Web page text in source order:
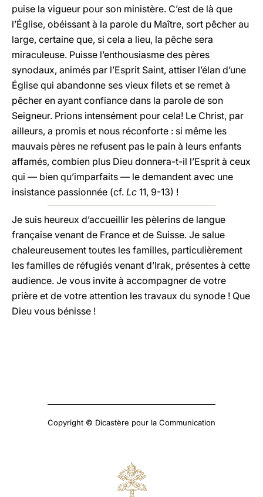
puise la vigueur pour son ministère. C’est de là que
l’Église, obéissant à la parole du Maître, sort pêcher au
large, certaine que, si cela a lieu, la pêche sera
miraculeuse. Puisse l’enthousiasme des pères
synodaux, animés par l’Esprit Saint, attiser l’élan d’une
Église qui abandonne ses vieux filets et se remet à
pêcher en ayant confiance dans la parole de son
Seigneur. Prions intensément pour cela! Le Christ, par
ailleurs, a promis et nous réconforte : si même les
mauvais pères ne refusent pas le pain à leurs enfants
affamés, combien plus Dieu donnera-t-il l’Esprit à ceux
qui — bien qu’imparfaits — le demandent avec une
insistance passionnée (cf. Lc 11, 9-13) !
Je suis heureux d’accueillir les pèlerins de langue
française venant de France et de Suisse. Je salue
chaleureusement toutes les familles, particulièrement
les familles de réfugiés venant d’Irak, présentes à cette
audience. Je vous invite à accompagner de votre
prière et de votre attention les travaux du synode ! Que
Dieu vous bénisse !
Copyright © Dicastère pour la Communication